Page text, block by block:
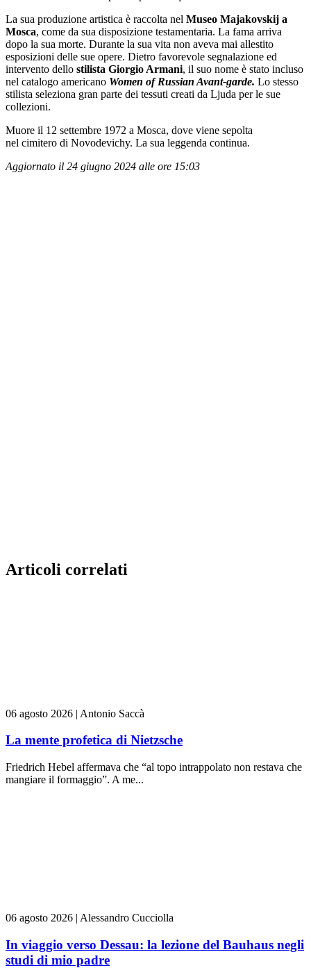
La sua produzione artistica è raccolta nel Museo Majakovskij a
Mosca, come da sua disposizione testamentaria. La fama arriva
dopo la sua morte. Durante la sua vita non aveva mai allestito
esposizioni delle sue opere. Dietro favorevole segnalazione ed
intervento dello stilista Giorgio Armani, il suo nome è stato incluso
nel catalogo americano Women of Russian Avant-garde. Lo stesso
stilista seleziona gran parte dei tessuti creati da Ljuda per le sue
collezioni.
Muore il 12 settembre 1972 a Mosca, dove viene sepolta
nel cimitero di Novodevichy. La sua leggenda continua.
Aggiornato il 24 giugno 2024 alle ore 15:03
Articoli correlati
06 agosto 2026 | Antonio Saccà
La mente profetica di Nietzsche
Friedrich Hebel affermava che “al topo intrappolato non restava che
mangiare il formaggio”. A me...
06 agosto 2026 | Alessandro Cucciolla
In viaggio verso Dessau: la lezione del Bauhaus negli
studi di mio padre